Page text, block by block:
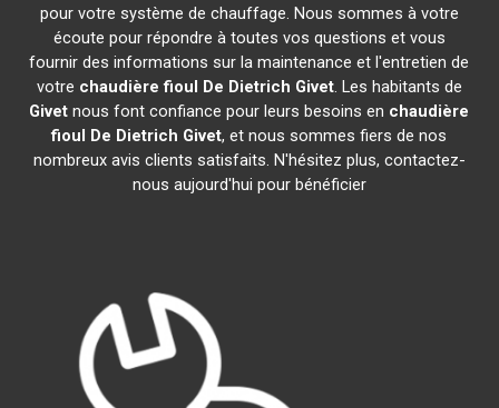
pour votre système de chauffage. Nous sommes à votre
écoute pour répondre à toutes vos questions et vous
fournir des informations sur la maintenance et l'entretien de
votre chaudière fioul De Dietrich Givet. Les habitants de
Givet nous font confiance pour leurs besoins en chaudière
fioul De Dietrich Givet, et nous sommes fiers de nos
nombreux avis clients satisfaits. N'hésitez plus, contactez-
nous aujourd'hui pour bénéficier